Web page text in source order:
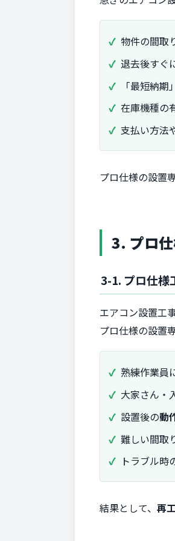
物件の間取
退去後すぐ
「最短納
在庫機種の
支払い方法
プロ仕様の設置
3. プロ
3-1. プロ仕様
エアコン設置工
プロ仕様の設置
熟練作業員
大家さん・
設置後の動
難しい間取
トラブル時
結果として、 再